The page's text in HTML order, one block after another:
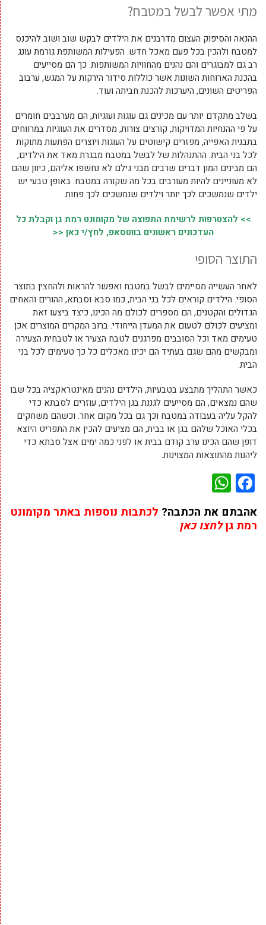
מתי אפשר לבשל במטבח?
ההנאה והסיפוק העצום מדרבנים את הילדים לבקש שוב ושוב להיכנס
למטבח ולהכין בכל פעם מאכל חדש. הפעילות המשותפת גורמת עונג
רב גם למבוגרים והם נהנים מהחוויות המשותפות. כך הם מסייעים
בהכנת הארוחות השונות אשר כוללות סידור הירקות על המגש, ערבוב
הפריטים השונים, היערכות להכנת חביתה ועוד.
בשלב מתקדם יותר עם מכינים גם עוגות ועוגיות, הם מערבבים חומרים
על פי ההנחיות המדויקות, קורצים צורות, מסדרים את העוגיות במרווחים
בתבנית האפייה, מפזרים קישוטים על העוגות ויוצרים הפתעות מתוקות
לכל בני הבית. ההתנהלות של לבשל במטבח מבגרת מאד את הילדים,
הם מבינים המון דברים שרבים מבני גילם לא נחשפו אליהם, כיוון שהם
לא מעוניינים להיות מעורבים בכל מה שקורה במטבח. באופן טבעי יש
ילדים שנמשכים לכך יותר וילדים שנמשכים לכך פחות.
>> להצטרפות לרשימת התפוצה של מקומונט רמת גן וקבלת כל
העדכונים ראשונים בווטסאפ, לחץ/י כאן <<
התוצר הסופי
לאחר העשייה מסיימים לבשל במטבח ואפשר להראות ולהחצין בתוצר
הסופי. הילדים קוראים לכל בני הבית, כמו סבא וסבתא, ההורים והאחים
הגדולים והקטנים, הם מספרים לכולם מה הכינו, כיצד ביצעו זאת
ומציעים לכולם לטעום את המעדן הייחודי. ברוב המקרים המוצרים אכן
טעימים מאד וכל הסובבים מפרגנים לטבח הצעיר או לטבחית הצעירה
ומבקשים מהם שגם בעתיד הם יכינו מאכלים כל כך טעימים לכל בני
הבית.
כאשר התהליך מתבצע בטבעיות, הילדים נהנים מאינטראקציה בכל שבו
שהם נמצאים, הם מסייעים לגננת בגן הילדים, עוזרים לסבתא כדי
להקל עליה בעבודה במטבח וכך גם בכל מקום אחר. וכשהם משחקים
בכלי האוכל שלהם בגן או בבית, הם מציעים להכין את התפריט היוצא
דופן שהם הכינו ערב קודם בבית או לפני כמה ימים אצל סבתא כדי
ליהנות מהתוצאות המצוינות.
Facebook
אהבתם את הכתבה? לכתבות נוספות באתר מקומונט
רמת גןלחצו כאן